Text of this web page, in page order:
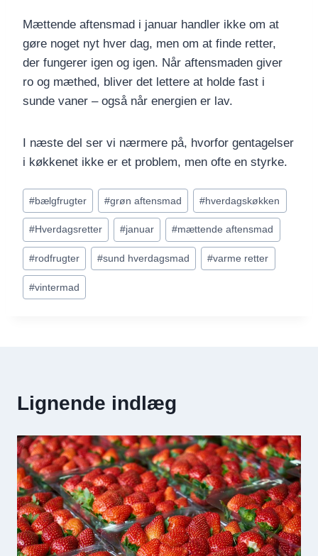
Mættende aftensmad i januar handler ikke om at
gøre noget nyt hver dag, men om at finde retter,
der fungerer igen og igen. Når aftensmaden giver
ro og mæthed, bliver det lettere at holde fast i
sunde vaner – også når energien er lav.
I næste del ser vi nærmere på, hvorfor gentagelser
i køkkenet ikke er et problem, men ofte en styrke.
Indlæg-
tags:
#bælgfrugter #grøn aftensmad #hverdagskøkken
#Hverdagsretter #januar #mættende aftensmad
#rodfrugter #sund hverdagsmad #varme retter
#vintermad
Lignende indlæg